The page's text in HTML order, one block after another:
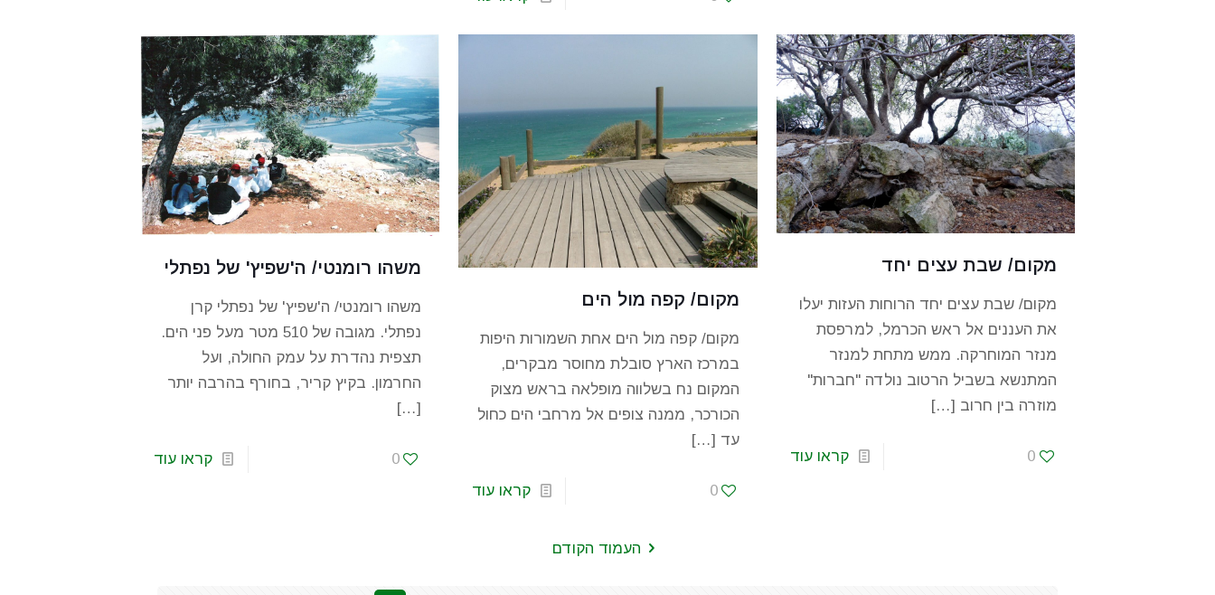
מקום/ שבת עצים יחד
מקום/ שבת עצים יחד הרוחות העזות יעלו
את העננים אל ראש הכרמל, למרפסת
מנזר המוחרקה. ממש מתחת למנזר
המתנשא בשביל הרטוב נולדה "חברות"
מוזרה בין חרוב […]
0 קראו עוד
מקום/ קפה מול הים
מקום/ קפה מול הים אחת השמורות היפות
במרכז הארץ סובלת מחוסר מבקרים,
המקום נח בשלווה מופלאה בראש מצוק
הכורכר, ממנה צופים אל מרחבי הים כחול
עד […]
0 קראו עוד
משהו רומנטי/ ה'שפיץ' של נפתלי
משהו רומנטי/ ה'שפיץ' של נפתלי קרן
נפתלי. מגובה של 510 מטר מעל פני הים.
תצפית נהדרת על עמק החולה, ועל
החרמון. בקיץ קריר, בחורף בהרבה יותר
[…]
0 קראו עוד
העמוד הקודם